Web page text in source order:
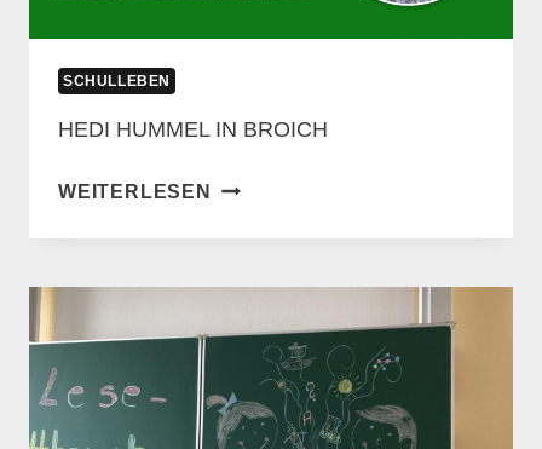
SCHULLEBEN
HEDI HUMMEL IN BROICH
WEITERLESEN
HEDI
IN